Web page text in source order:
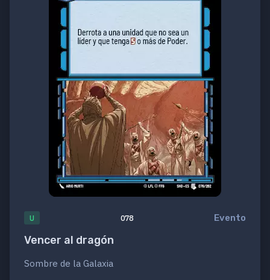
U 078 Evento
Vencer al dragón
Sombre de la Galaxia